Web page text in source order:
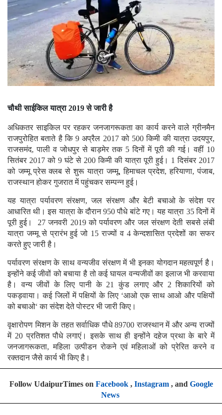
चौथी साईकिल यात्रा 2019 से जारी है
अधिकतर साइकिल पर रहकर जनजागरूकता का कार्य करने वाले ग्रीनमैन
राजपुरोहित बताते है कि 9 अप्रैल 2017 को 500 किमी की यात्रा उदयपुर,
राजसमंद, पाली व जोधपुर से बाड़मेर तक 5 दिनों में पूरी की गई। वहीं 10
सितंबर 2017 को 9 घंटे से 200 किमी की यात्रा पूरी हुई। 1 दिसंबर 2017
को जम्मू प्रेस क्लब से शुरू यात्रा जम्मू, हिमाचल प्रदेश, हरियाणा, पंजाब,
राजस्थान होकर गुजरात में पहुंचकर सम्पन्न हुई।
यह यात्रा पर्यावरण संरक्षण, जल संरक्षण और बेटी बचाओ के संदेश पर
आधारित थी। इस यात्रा के दौरान 950 पौधे बांटे गए। यह यात्रा 35 दिनों में
पूरी हुई। 27 जनवरी 2019 को पर्यावरण और जल संरक्षण देती सबसे लंबी
यात्रा जम्मू से प्रारंभ हुई जो 15 राज्यों व 4 केन्दशासित प्रदेशों का सफर
करते हुए जारी है।
पर्यावरण संरक्षण के साथ वन्यजीव संरक्षण में भी इनका योगदान महत्वपूर्ण है।
इन्होंने कई जीवों को बचाया है तो कई घायल वन्यजीवों का इलाज भी करवाया
है। वन्य जीवों के लिए पानी के 21 कुंड लगाए और 2 शिकारियों को
पकड़वाया। कई जिलों में पक्षियों के लिए ‘आओ एक साथ आओ और पक्षियों
को बचाओ‘ का संदेश देते पोस्टर भी जारी किए।
वृक्षारोपण मिशन के तहत सर्वाधिक पौधे 89700 राजस्थान में और अन्य राज्यों
में 20 प्रतिशत पौधे लगाएं। इसके साथ ही इन्होंने दहेज प्रथा के बारे में
जनजागरूकता, महिला उत्पीडन रोकने एवं महिलाओं को प्रेरित करने व
रक्तदान जैसे कार्य भी किए है।
Follow UdaipurTimes on Facebook, Instagram, and Google
News